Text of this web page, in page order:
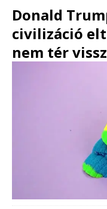
Donald
civilizáció
nem tér